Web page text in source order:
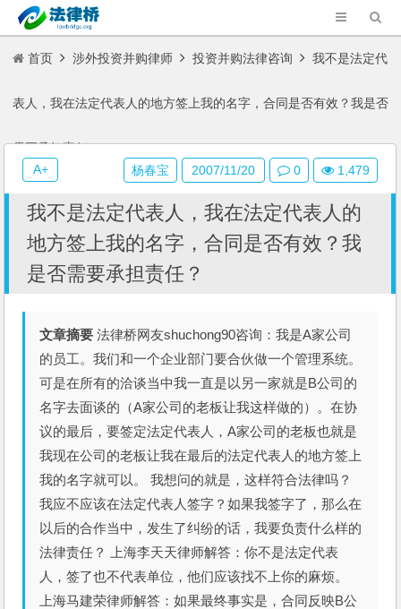
首页 涉外投资并购律师 投资并购法律咨询 我不是法定代
表人，我在法定代表人的地方签上我的名字，合同是否有效？我是否
需要承担责任？
我不是法定代表人，我在法定代表人的
地方签上我的名字，合同是否有效？我
是否需要承担责任？
文章摘要 法律桥网友shuchong90咨询：我是A家公司
的员工。我们和一个企业部门要合伙做一个管理系统。
可是在所有的洽谈当中我一直是以另一家就是B公司的
名字去面谈的（A家公司的老板让我这样做的）。在协
议的最后，要签定法定代表人，A家公司的老板也就是
我现在公司的老板让我在最后的法定代表人的地方签上
我的名字就可以。 我想问的就是，这样符合法律吗？
我应不应该在法定代表人签字？如果我签字了，那么在
以后的合作当中，发生了纠纷的话，我要负责什么样的
法律责任？ 上海李天天律师解答：你不是法定代表
人，签了也不代表单位，他们应该找不上你的麻烦。
上海马建荣律师解答：如果最终事实是，合同反映B公
杨春宝 2007/11/20 0 1,479
A+